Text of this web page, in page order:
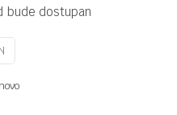
bude dostupan